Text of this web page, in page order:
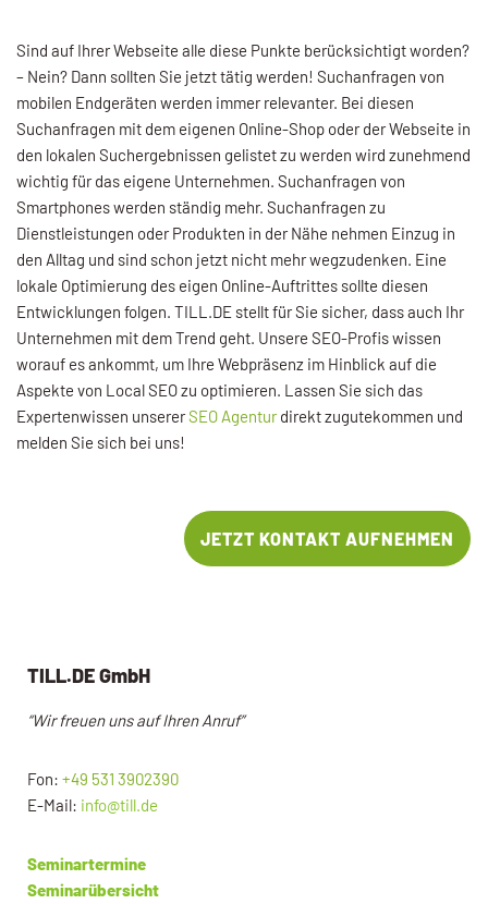
Sind auf Ihrer Webseite alle diese Punkte berücksichtigt worden?
– Nein? Dann sollten Sie jetzt tätig werden! Suchanfragen von
mobilen Endgeräten werden immer relevanter. Bei diesen
Suchanfragen mit dem eigenen Online-Shop oder der Webseite in
den lokalen Suchergebnissen gelistet zu werden wird zunehmend
wichtig für das eigene Unternehmen. Suchanfragen von
Smartphones werden ständig mehr. Suchanfragen zu
Dienstleistungen oder Produkten in der Nähe nehmen Einzug in
den Alltag und sind schon jetzt nicht mehr wegzudenken. Eine
lokale Optimierung des eigen Online-Auftrittes sollte diesen
Entwicklungen folgen. TILL.DE stellt für Sie sicher, dass auch Ihr
Unternehmen mit dem Trend geht. Unsere SEO-Profis wissen
worauf es ankommt, um Ihre Webpräsenz im Hinblick auf die
Aspekte von Local SEO zu optimieren. Lassen Sie sich das
Expertenwissen unsererSEO Agenturdirekt zugutekommen und
melden Sie sich bei uns!
JETZT KONTAKT AUFNEHMEN
TILL.DE GmbH
“Wir freuen uns auf Ihren Anruf”
Fon: +49 531 3902390
E-Mail: info@till.de
Seminartermine
Seminarübersicht